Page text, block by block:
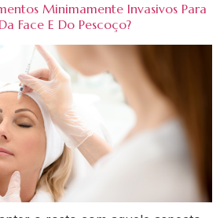
Minimamente Invasivos Para
Face E Do Pescoço?